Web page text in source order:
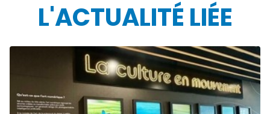
L'ACTUALITÉ LIÉE